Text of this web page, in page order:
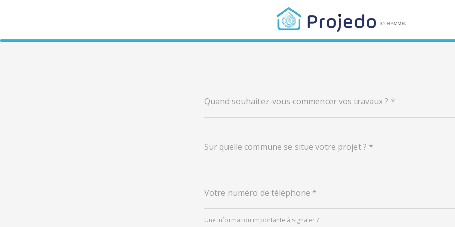
Quand souhaitez-vous commencer vos travaux ? *
Sur quelle commune se situe votre projet ? *
Votre numéro de téléphone *
Une information importante à signaler ?